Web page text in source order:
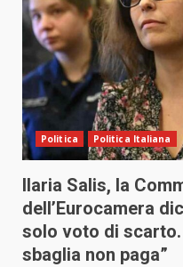
Politica Politica Italiana
Ilaria Salis, la
dell’Eurocamera
solo voto di scarto.
sbaglia non paga”